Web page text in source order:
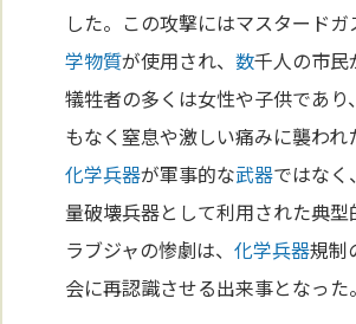
した。この攻撃にはマスタード
学物質が使用され、数千人の市民
犠牲者の多くは女性や子供であり
もなく窒息や激しい痛みに襲われ
化学兵器が軍事的な武器ではなく
量破壊兵器として利用された典
ラブジャの惨劇は、化学兵器規制
会に再認識させる出来事となった。